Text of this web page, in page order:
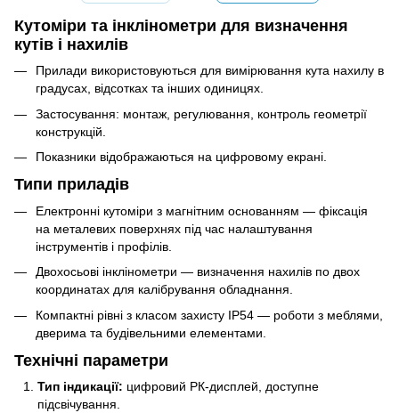
Кутоміри та інклінометри для визначення
кутів і нахилів
Прилади використовуються для вимірювання кута нахилу в
градусах, відсотках та інших одиницях.
Застосування: монтаж, регулювання, контроль геометрії
конструкцій.
Показники відображаються на цифровому екрані.
Типи приладів
Електронні кутоміри з магнітним основанням — фіксація
на металевих поверхнях під час налаштування
інструментів і профілів.
Двохосьові інклінометри — визначення нахилів по двох
координатах для калібрування обладнання.
Компактні рівні з класом захисту IP54 — роботи з меблями,
дверима та будівельними елементами.
Технічні параметри
Тип індикації: цифровий РК-дисплей, доступне
підсвічування.